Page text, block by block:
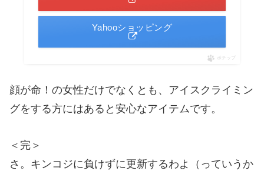
Yahooショッピング
ポチップ
顔が命！の女性だけでなくとも、アイスクライミン
グをする方にはあると安心なアイテムです。
＜完＞
さ。キンコジに負けずに更新するわよ（っていうか